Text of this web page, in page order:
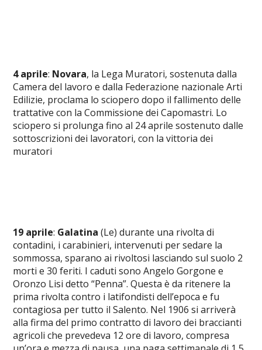
4 aprile: Novara, la Lega Muratori, sostenuta dalla
Camera del lavoro e dalla Federazione nazionale Arti
Edilizie, proclama lo sciopero dopo il fallimento delle
trattative con la Commissione dei Capomastri. Lo
sciopero si prolunga fino al 24 aprile sostenuto dalle
sottoscrizioni dei lavoratori, con la vittoria dei
muratori
19 aprile: Galatina(Le) durante una rivolta di
contadini, i carabinieri, intervenuti per sedare la
sommossa, sparano ai rivoltosi lasciando sul suolo 2
morti e 30 feriti. I caduti sono Angelo Gorgone e
Oronzo Lisi detto “Penna”. Questa è da ritenere la
prima rivolta contro i latifondisti dell’epoca e fu
contagiosa per tutto il Salento. Nel 1906 si arriverà
alla firma del primo contratto di lavoro dei braccianti
agricoli che prevedeva 12 ore di lavoro, compresa